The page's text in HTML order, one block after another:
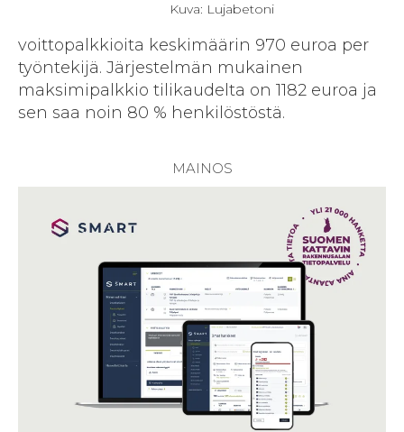
Kuva: Lujabetoni
voittopalkkioita keskimäärin 970 euroa per
työntekijä. Järjestelmän mukainen
maksimipalkkio tilikaudelta on 1182 euroa ja
sen saa noin 80 % henkilöstöstä.